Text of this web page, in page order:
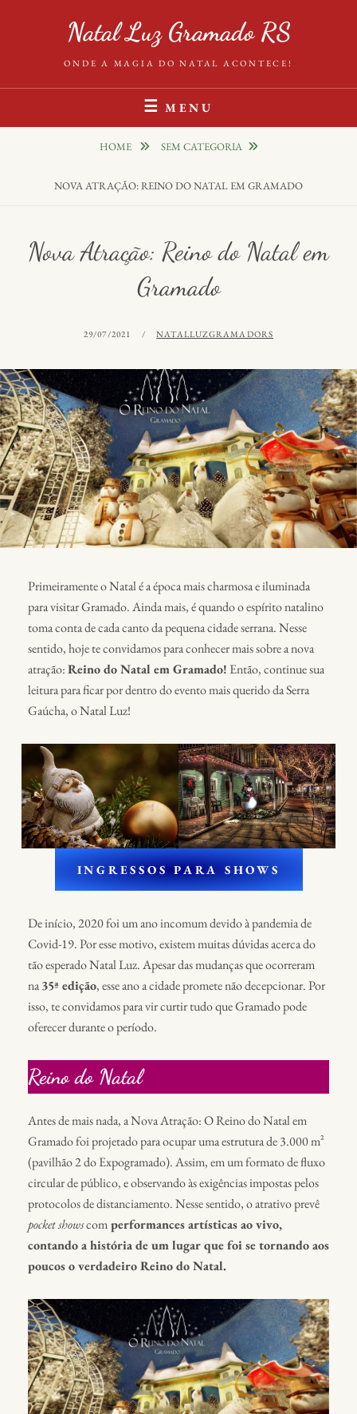
Natal Luz Gramado RS
ONDE A MAGIA DO NATAL ACONTECE!
MENU
HOME SEM CATEGORIA
NOVA ATRAÇÃO: REINO DO NATAL EM GRAMADO
Nova Atração: Reino do Natal em
Gramado
POSTED
29/07/2021 BY
NATALLUZGRAMADORS
Primeiramente o Natal é a época mais charmosa e iluminada
para visitar Gramado. Ainda mais, é quando o espírito natalino
toma conta de cada canto da pequena cidade serrana. Nesse
sentido, hoje te convidamos para conhecer mais sobre a nova
atração:Reino do Natal em Gramado! Então, continue sua
leitura para ficar por dentro do evento mais querido da Serra
Gaúcha, o Natal Luz!
INGRESSOS PARA SHOWS
De início, 2020 foi um ano incomum devido à pandemia de
Covid-19. Por esse motivo, existem muitas dúvidas acerca do
tão esperado Natal Luz. Apesar das mudanças que ocorreram
na35ª edição, esse ano a cidade promete não decepcionar. Por
isso, te convidamos para vir curtir tudo que Gramado pode
oferecer durante o período.
Reino do Natal
Antes de mais nada, a Nova Atração: O Reino do Natal em
Gramado foi projetado para ocupar uma estrutura de 3.000 m²
(pavilhão 2 do Expogramado). Assim, em um formato de fluxo
circular de público, e observando às exigências impostas pelos
protocolos de distanciamento. Nesse sentido, o atrativo prevê
pocket showscomperformances artísticas ao vivo,
contando a história de um lugar que foi se tornando aos
poucos o verdadeiro Reino do Natal.